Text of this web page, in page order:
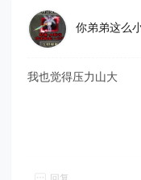
你弟弟这么
我也觉得压力山大